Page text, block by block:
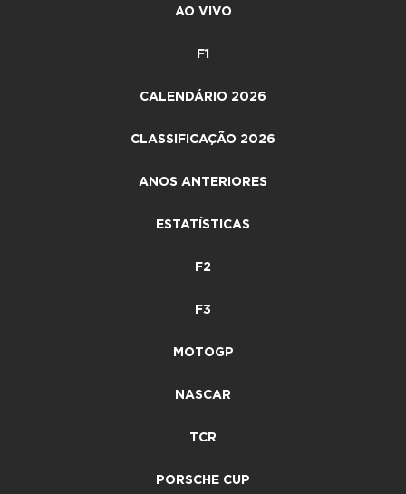
AO VIVO
F1
CALENDÁRIO 2026
CLASSIFICAÇÃO 2026
ANOS ANTERIORES
ESTATÍSTICAS
F2
F3
MOTOGP
NASCAR
TCR
PORSCHE CUP